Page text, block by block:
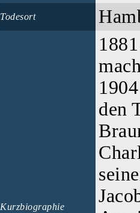
Todesort
Kurzbiographie
den